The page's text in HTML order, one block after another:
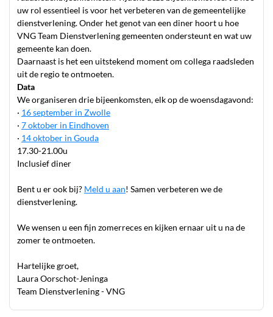
uw rol essentieel is voor het verbeteren van de gemeentelijke
dienstverlening. Onder het genot van een diner hoort u hoe
VNG Team Dienstverlening gemeenten ondersteunt en wat uw
gemeente kan doen.
Daarnaast is het een uitstekend moment om collega raadsleden
uit de regio te ontmoeten.
Data
We organiseren drie bijeenkomsten, elk op de woensdagavond:
· 16 september in Zwolle
· 7 oktober in Eindhoven
· 14 oktober in Gouda
17.30-21.00u
Inclusief diner
Bent u er ook bij? Meld u aan! Samen verbeteren we de
dienstverlening.
We wensen u een fijn zomerreces en kijken ernaar uit u na de
zomer te ontmoeten.
Hartelijke groet,
Laura Oorschot-Jeninga
Team Dienstverlening - VNG